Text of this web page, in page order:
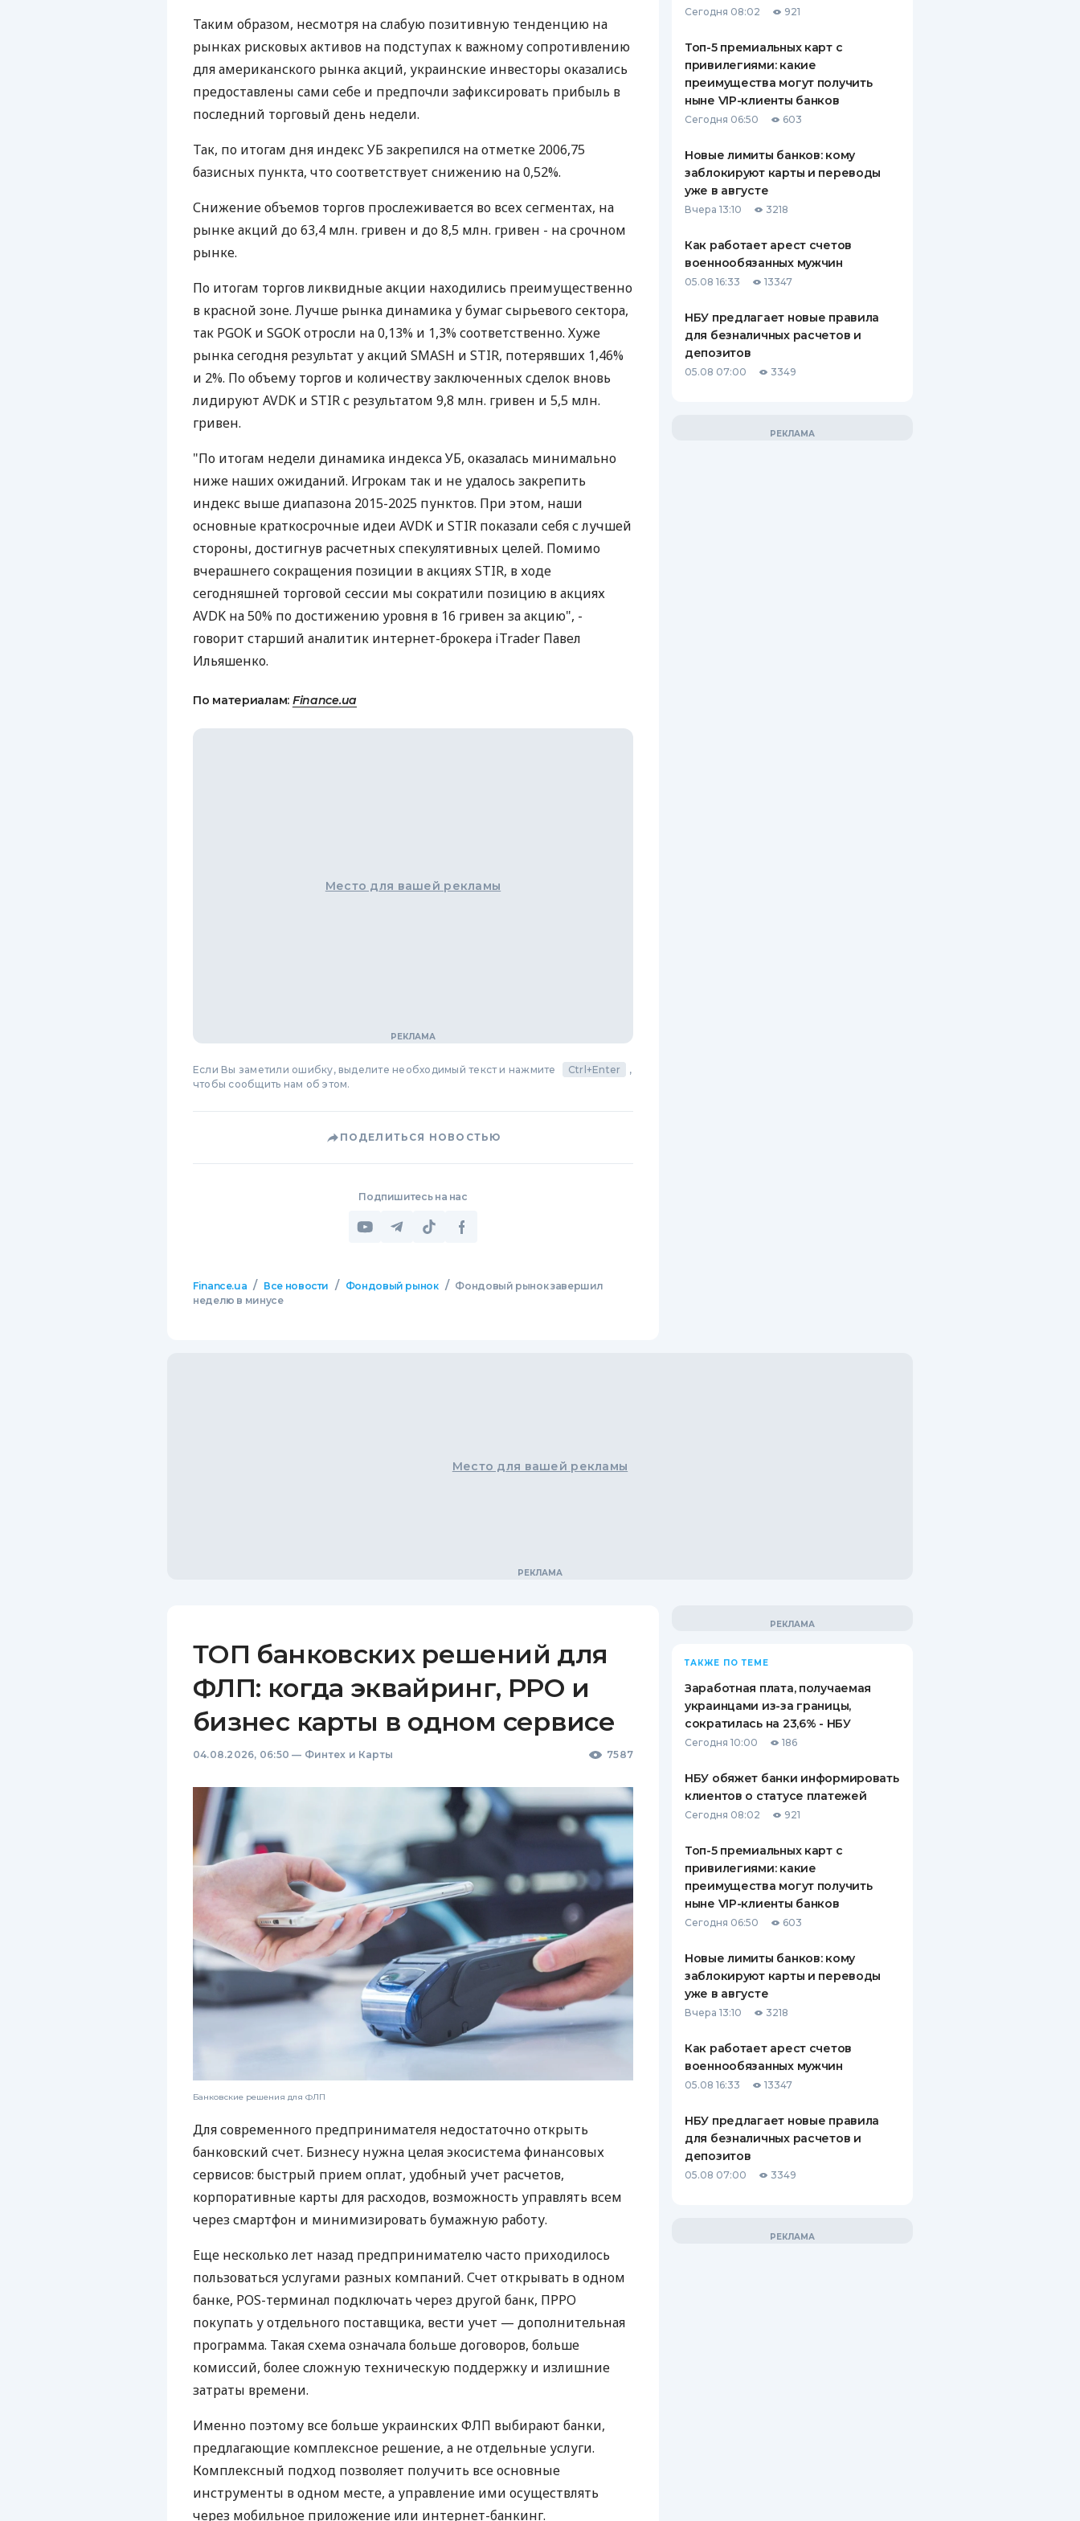
ЕЖЕМЕСЯЧНЫЙ ОБЗОР
ПУТЕВОДИТЕЛИ ПО
БАНКОВСКИМ КАРТАМ
ВСЕ СТРАХОВЫЕ ПОЛИСЫ
СТРАХОВЫЕ КОМПАНИИ
КОМПАНИЯХ
КОНТАКТЫ
Таким образом, несмотря на слабую позитивную тенденцию на
рынках рисковых активов на подступах к важному сопротивлению
для американского рынка акций, украинские инвесторы оказались
предоставлены сами себе и предпочли зафиксировать прибыль в
последний торговый день недели.
Так, по итогам дня индекс УБ закрепился на отметке 2006,75
базисных пункта, что соответствует снижению на 0,52%.
Снижение объемов торгов прослеживается во всех сегментах, на
рынке акций до 63,4 млн. гривен и до 8,5 млн. гривен - на срочном
рынке.
По итогам торгов ликвидные акции находились преимущественно
в красной зоне. Лучше рынка динамика у бумаг сырьевого сектора,
так PGOK и SGOK отросли на 0,13% и 1,3% соответственно. Хуже
рынка сегодня результат у акций SMASH и STIR, потерявших 1,46%
и 2%. По объему торгов и количеству заключенных сделок вновь
лидируют AVDK и STIR с результатом 9,8 млн. гривен и 5,5 млн.
гривен.
"По итогам недели динамика индекса УБ, оказалась минимально
ниже наших ожиданий. Игрокам так и не удалось закрепить
индекс выше диапазона 2015-2025 пунктов. При этом, наши
основные краткосрочные идеи AVDK и STIR показали себя с лучшей
стороны, достигнув расчетных спекулятивных целей. Помимо
вчерашнего сокращения позиции в акциях STIR, в ходе
сегодняшней торговой сессии мы сократили позицию в акциях
AVDK на 50% по достижению уровня в 16 гривен за акцию", -
говорит старший аналитик интернет-брокера iTrader Павел
Ильяшенко.
По материалам: Finance.ua
Место для вашей рекламы
Если Вы заметили ошибку, выделите необходимый текст и нажмите Ctrl+Enter
,
чтобы сообщить нам об этом.
ПОДЕЛИТЬСЯ НОВОСТЬЮ
Подпишитесь на нас
Finance.ua / Все новости / Фондовый рынок / Фондовый рынок завершил
неделю в минусе
Сегодня 08:02 921
Топ-5 премиальных карт с
привилегиями: какие
преимущества могут получить
ныне VIP-клиенты банков
Сегодня 06:50 603
Новые лимиты банков: кому
заблокируют карты и переводы
уже в августе
Вчера 13:10 3218
Как работает арест счетов
военнообязанных мужчин
05.08 16:33 13347
НБУ предлагает новые правила
для безналичных расчетов и
депозитов
05.08 07:00 3349
Место для вашей рекламы
ТОП банковских решений для
ФЛП: когда эквайринг, РРО и
бизнес карты в одном сервисе
04.08.2026, 06:50 — Финтех и Карты 7587
Банковские решения для ФЛП
Для современного предпринимателя недостаточно открыть
банковский счет. Бизнесу нужна целая экосистема финансовых
сервисов: быстрый прием оплат, удобный учет расчетов,
корпоративные карты для расходов, возможность управлять всем
через смартфон и минимизировать бумажную работу.
Еще несколько лет назад предпринимателю часто приходилось
пользоваться услугами разных компаний. Счет открывать в одном
банке, POS-терминал подключать через другой банк, ПРРО
покупать у отдельного поставщика, вести учет — дополнительная
программа. Такая схема означала больше договоров, больше
комиссий, более сложную техническую поддержку и излишние
затраты времени.
Именно поэтому все больше украинских ФЛП выбирают банки,
предлагающие комплексное решение, а не отдельные услуги.
Комплексный подход позволяет получить все основные
инструменты в одном месте, а управление ими осуществлять
через мобильное приложение или интернет-банкинг.
ТАКЖЕ ПО ТЕМЕ
Заработная плата, получаемая
украинцами из-за границы,
сократилась на 23,6% - НБУ
Сегодня 10:00 186
НБУ обяжет банки информировать
клиентов о статусе платежей
Сегодня 08:02 921
Топ-5 премиальных карт с
привилегиями: какие
преимущества могут получить
ныне VIP-клиенты банков
Сегодня 06:50 603
Новые лимиты банков: кому
заблокируют карты и переводы
уже в августе
Вчера 13:10 3218
Как работает арест счетов
военнообязанных мужчин
05.08 16:33 13347
НБУ предлагает новые правила
для безналичных расчетов и
депозитов
05.08 07:00 3349